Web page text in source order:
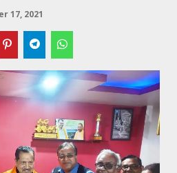
17, 2021